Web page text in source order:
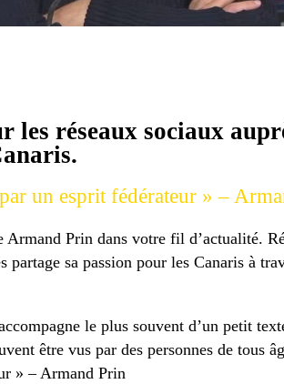
réseaux sociaux
un esprit fédérateur » –
Prin dans votre fil d’actualité.
partage sa passion pour les Canaris à
le plus souvent d’un petit
être vus par des personnes de tous
» – Armand Prin